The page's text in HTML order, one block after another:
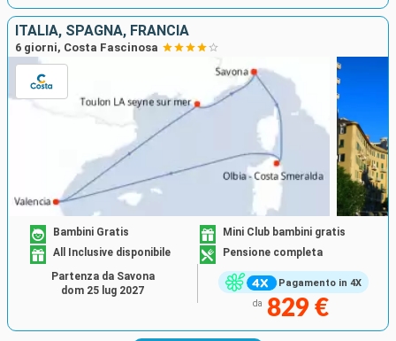
ITALIA, SPAGNA, FRANCIA
6 giorni, Costa Fascinosa
Pagamento in 4X
Bambini Gratis
Mini Club bambini gratis
All Inclusive disponibile
Pensione completa
da 829 €
Partenza da Savona
dom 25 lug 2027